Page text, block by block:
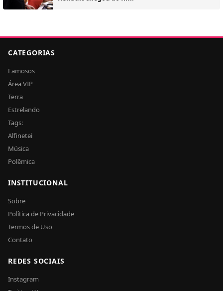
CATEGORIAS
Famosos
Área VIP
Terra
Estrelando
Tags:
Alfinetei
Música
Polêmica
INSTITUCIONAL
Sobre
Política de Privacidade
Termos de Uso
Contato
REDES SOCIAIS
Instagram